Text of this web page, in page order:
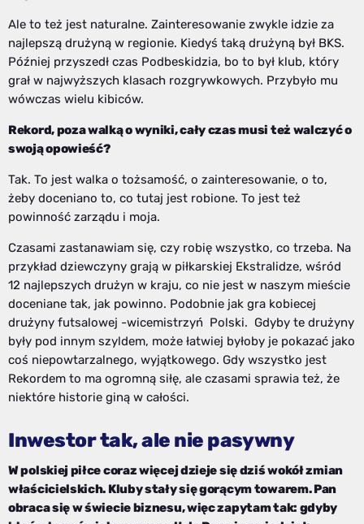
Ale to też jest naturalne. Zainteresowanie zwykle idzie za
najlepszą drużyną w regionie. Kiedyś taką drużyną był BKS.
Później przyszedł czas Podbeskidzia, bo to był klub, który
grał w najwyższych klasach rozgrywkowych. Przybyło mu
wówczas wielu kibiców.
Rekord, poza walką o wyniki, cały czas musi też walczyć o
swoją opowieść?
Tak. To jest walka o tożsamość, o zainteresowanie, o to,
żeby doceniano to, co tutaj jest robione. To jest też
powinność zarządu i moja.
Czasami zastanawiam się, czy robię wszystko, co trzeba. Na
przykład dziewczyny grają w piłkarskiej Ekstralidze, wśród
12 najlepszych drużyn w kraju, co nie jest w naszym mieście
doceniane tak, jak powinno. Podobnie jak gra kobiecej
drużyny futsalowej -wicemistrzyń Polski. Gdyby te drużyny
były pod innym szyldem, może łatwiej byłoby je pokazać jako
coś niepowtarzalnego, wyjątkowego. Gdy wszystko jest
Rekordem to ma ogromną siłę, ale czasami sprawia też, że
niektóre historie giną w całości.
Inwestor tak, ale nie pasywny
W polskiej piłce coraz więcej dzieje się dziś wokół zmian
właścicielskich. Kluby stały się gorącym towarem. Pan
obraca się w świecie biznesu, więc zapytam tak: gdyby